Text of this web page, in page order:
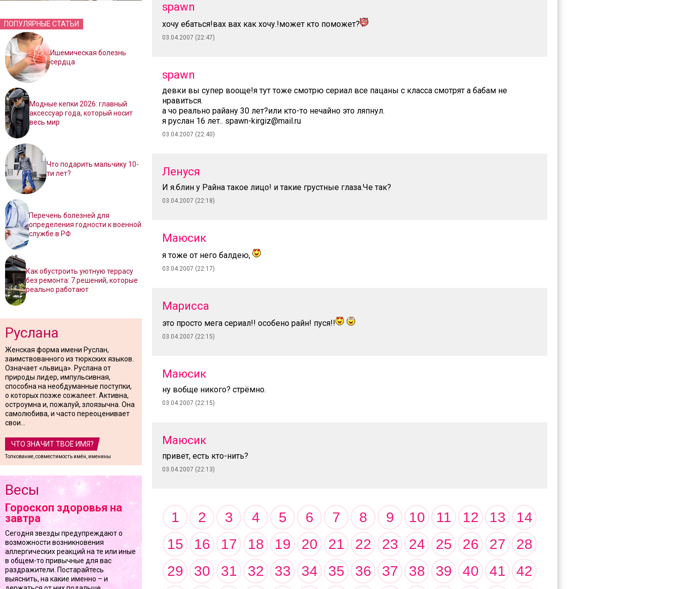
ПОПУЛЯРНЫЕ СТАТЬИ
Ишемическая болезнь
сердца
Модные кепки 2026: главный
аксессуар года, который носит
весь мир
Что подарить мальчику 10-
ти лет?
Перечень болезней для
определения годности к военной
службе в РФ
Как обустроить уютную террасу
без ремонта: 7 решений, которые
реально работают
Руслана
Женская форма имени Руслан,
заимствованного из тюркских языков.
Означает «львица». Руслана от
природы лидер, импульсивная,
способна на необдуманные поступки,
о которых позже сожалеет. Активна,
остроумна и, пожалуй, злоязычна. Она
самолюбива, и часто переоценивает
свои...
ЧТО ЗНАЧИТ ТВОЁ ИМЯ?
Толкование, совместимость имён, именины
Весы
Гороскоп здоровья на
завтра
Сегодня звезды предупреждают о
возможности возникновения
аллергических реакций на те или иные
в общем-то привычные для вас
раздражители. Постарайтесь
выяснить, на какие именно – и
spawn
хочу ебаться!вах вах как хочу.!может кто поможет?
03.04.2007 (22:47)
spawn
девки вы супер вооще!я тут тоже смотрю сериал все пацаны с класса смотрят а бабам не
нравиться.
а чо реально райану 30 лет?или кто-то нечайно это ляпнул.
я руслан 16 лет.. spawn-kirgiz@mail.ru
03.04.2007 (22:40)
Ленуся
И я.блин у Райна такое лицо! и такие грустные глаза.Че так?
03.04.2007 (22:18)
Маюсик
я тоже от него балдею,
03.04.2007 (22:17)
Марисса
это просто мега сериал!! особено райн! пуся!!
03.04.2007 (22:15)
Маюсик
ну вобще никого? стрёмно.
03.04.2007 (22:15)
Маюсик
привет, есть кто-нить?
03.04.2007 (22:13)
1 2 3 4 5 6 7 8 9 10 11 12 13
14
15
16 17 18 19 20 21 22 23 24 25 26 27
28
29
30 31 32 33 34 35 36 37 38 39 40 41 42